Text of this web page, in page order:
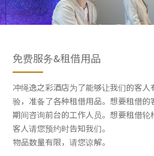
免费服务&租借用品
冲绳逸之彩酒店为了能够让我们的客人
验，准备了各种租借用品。想要租借的
期间咨询前台的工作人员。想要租借轮
客人请您预约时告知我们。
物品数量有限，请您谅解。